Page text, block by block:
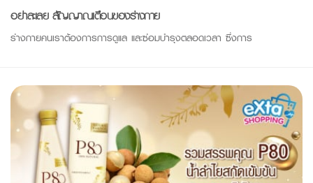
อย่าละเลย สัญญาณเตือนของร่างกาย
ร่างกายคนเราต้องการการดูแล และซ่อมบำรุงตลอดเวลา ซึ่งการ